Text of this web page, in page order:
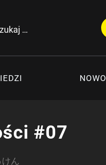
#07
ん